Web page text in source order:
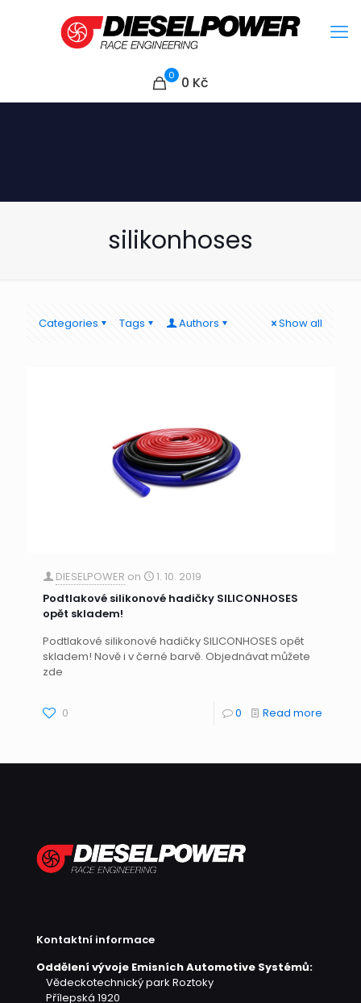
0 0 Kč
silikonhoses
Categories Tags Authors Show all
DIESELPOWER on
1. 10. 2019
Podtlakové silikonové hadičky SILICONHOSES
opět skladem!
Podtlakové silikonové hadičky SILICONHOSES opět
skladem! Nově i v černé barvě. Objednávat můžete
zde
0 0 Read more
Kontaktní informace
Oddělení vývoje Emisních Automotive Systémů:
Vědeckotechnický park Roztoky
Přílepská 1920